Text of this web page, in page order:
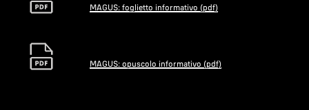
MAGUS: foglietto informativo (pdf)
MAGUS: opuscolo informativo (pdf)